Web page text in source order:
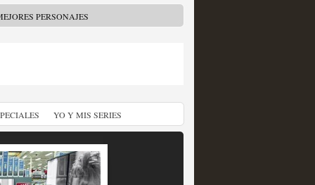
PERSONAJES
YO Y MIS SERIES